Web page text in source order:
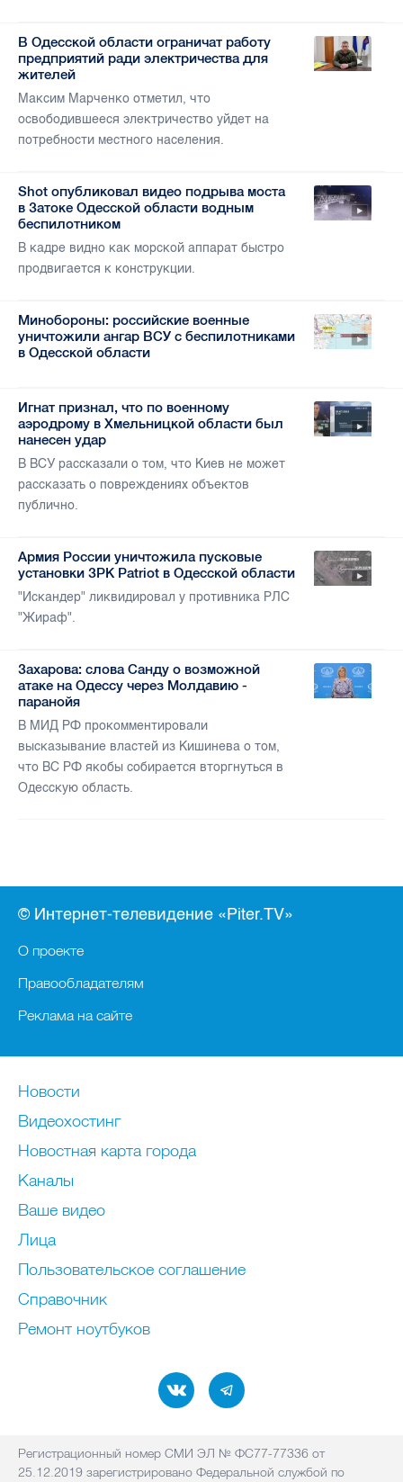
В Одесской области ограничат работу
предприятий ради электричества для
жителей
Максим Марченко отметил, что
освободившееся электричество уйдет на
потребности местного населения.
Shot опубликовал видео подрыва моста
в Затоке Одесской области водным
беспилотником
В кадре видно как морской аппарат быстро
продвигается к конструкции.
Минобороны: российские военные
уничтожили ангар ВСУ с беспилотниками
в Одесской области
Игнат признал, что по военному
аэродрому в Хмельницкой области был
нанесен удар
В ВСУ рассказали о том, что Киев не может
рассказать о повреждениях объектов
публично.
Армия России уничтожила пусковые
установки ЗРК Patriot в Одесской области
"Искандер" ликвидировал у противника РЛС
"Жираф".
Захарова: слова Санду о возможной
атаке на Одессу через Молдавию -
паранойя
В МИД РФ прокомментировали
высказывание властей из Кишинева о том,
что ВС РФ якобы собирается вторгнуться в
Одесскую область.
© Интернет-телевидение «Piter.TV»
О проекте
Правообладателям
Реклама на сайте
Новости
Видеохостинг
Новостная карта города
Каналы
Ваше видео
Лица
Пользовательское соглашение
Справочник
Ремонт нoутбуков
Регистрационный номер СМИ ЭЛ № ФС77-77336 от
25.12.2019 зарегистрировано Федеральной службой по